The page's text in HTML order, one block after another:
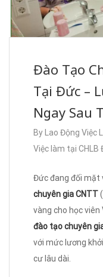
Đào Tạo
Tại Đức –
Ngay Sau
By Lao Động Việc
Việc làm tại CHLB
Đức đang đối mặt
chuyên gia CNTT
vàng cho học
đào tạo chuyên
với mức lương
cư lâu dài.